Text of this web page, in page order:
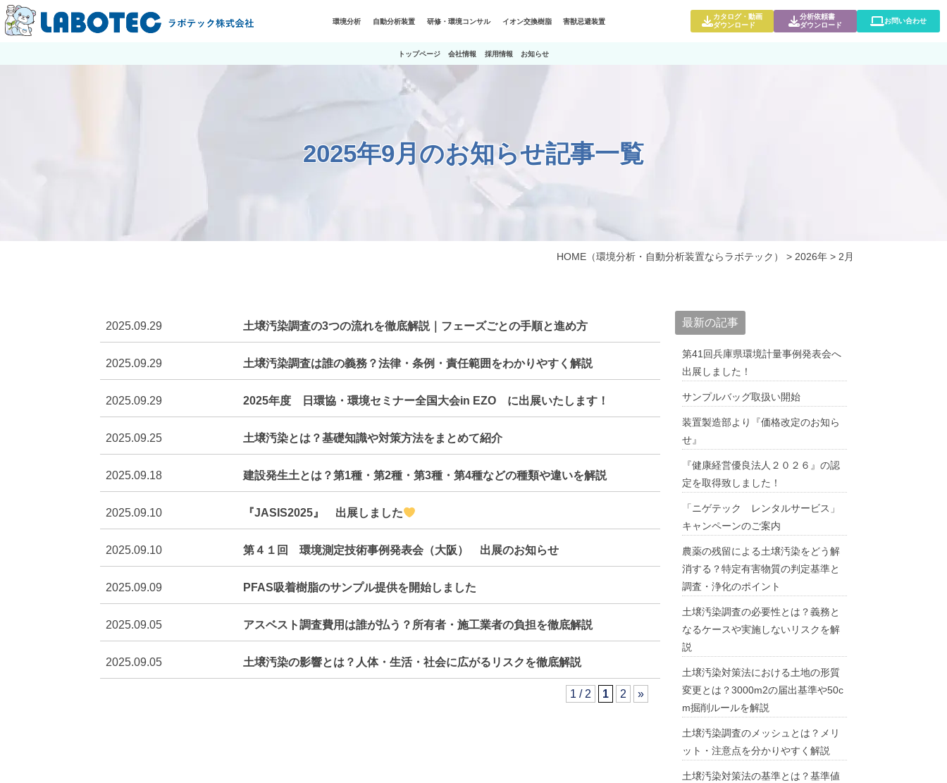
環境分析 自動分析装置 研修・環境コンサル イオン交換樹脂 害獣忌避装置
カタログ・動画
ダウンロード
分析依頼書
ダウンロード
お問い合わせ
トップページ 会社情報 採用情報 お知らせ
2025年9月のお知らせ記事一覧
HOME （環境分析・自動分析装置ならラボテック） > 2026年 > 2月
2025.09.29 土壌汚染調査の3つの流れを徹底解説｜フェーズごとの手順と進め方
2025.09.29 土壌汚染調査は誰の義務？法律・条例・責任範囲をわかりやすく解説
2025.09.29 2025年度 日環協・環境セミナー全国大会in EZO に出展いたします！
2025.09.25 土壌汚染とは？基礎知識や対策方法をまとめて紹介
2025.09.18 建設発生土とは？第1種・第2種・第3種・第4種などの種類や違いを解説
2025.09.10 『JASIS2025』 出展しました
2025.09.10 第４１回 環境測定技術事例発表会（大阪） 出展のお知らせ
2025.09.09 PFAS吸着樹脂のサンプル提供を開始しました
2025.09.05 アスベスト調査費用は誰が払う？所有者・施工業者の負担を徹底解説
2025.09.05 土壌汚染の影響とは？人体・生活・社会に広がるリスクを徹底解説
1 / 2 1 2 »
最新の記事
第41回兵庫県環境計量事例発表会へ
出展しました！
サンプルバッグ取扱い開始
装置製造部より『価格改定のお知ら
せ』
『健康経営優良法人２０２６』の認
定を取得致しました！
「ニゲテック レンタルサービス」
キャンペーンのご案内
農薬の残留による土壌汚染をどう解
消する？特定有害物質の判定基準と
調査・浄化のポイント
土壌汚染調査の必要性とは？義務と
なるケースや実施しないリスクを解
説
土壌汚染対策法における土地の形質
変更とは？3000m2の届出基準や50c
m掘削ルールを解説
土壌汚染調査のメッシュとは？メリ
ット・注意点を分かりやすく解説
土壌汚染対策法の基準とは？基準値